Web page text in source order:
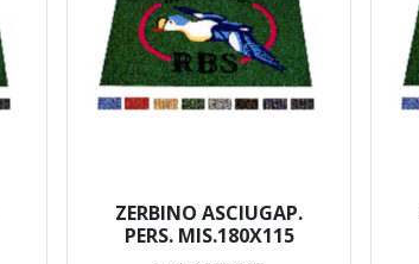
ZERBINO ASCIUGAP.
PERS. MIS.180X115